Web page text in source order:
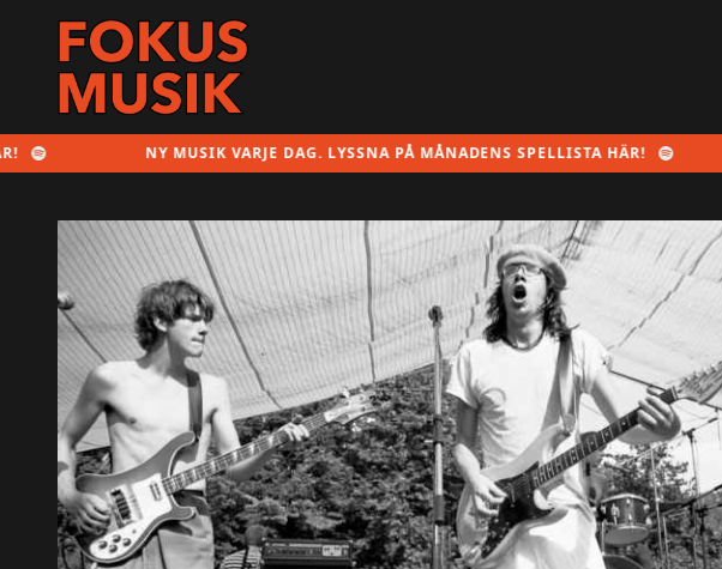
NY MUSIK VARJE DAG. LYSSNA PÅ MÅNADENS SPELLISTA HÄR!